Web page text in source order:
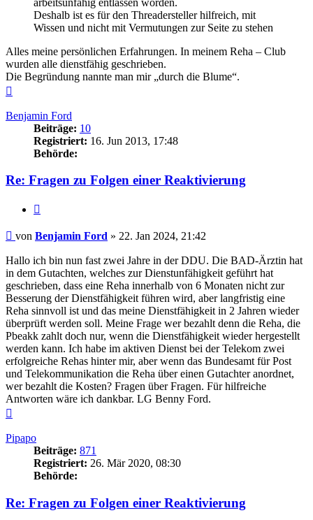
Deshalb ist es für den Threadersteller hilfreich, mit
Wissen und nicht mit Vermutungen zur Seite zu stehen
Alles meine persönlichen Erfahrungen. In meinem Reha – Club
wurden alle dienstfähig geschrieben.
Die Begründung nannte man mir „durch die Blume“.
Benjamin Ford
Beiträge: 10
Registriert: 16. Jun 2013, 17:48
Behörde:
Re: Fragen zu Folgen einer Reaktivierung
Beitrag
von Benjamin Ford » 22. Jan 2024, 21:42
Hallo ich bin nun fast zwei Jahre in der DDU. Die BAD-Ärztin hat
in dem Gutachten, welches zur Dienstunfähigkeit geführt hat
geschrieben, dass eine Reha innerhalb von 6 Monaten nicht zur
Besserung der Dienstfähigkeit führen wird, aber langfristig eine
Reha sinnvoll ist und das meine Dienstfähigkeit in 2 Jahren wieder
überprüft werden soll. Meine Frage wer bezahlt denn die Reha, die
Pbeakk zahlt doch nur, wenn die Dienstfähigkeit wieder hergestellt
werden kann. Ich habe im aktiven Dienst bei der Telekom zwei
erfolgreiche Rehas hinter mir, aber wenn das Bundesamt für Post
und Telekommunikation die Reha über einen Gutachter anordnet,
wer bezahlt die Kosten? Fragen über Fragen. Für hilfreiche
Antworten wäre ich dankbar. LG Benny Ford.
Pipapo
Beiträge: 871
Registriert: 26. Mär 2020, 08:30
Behörde:
Re: Fragen zu Folgen einer Reaktivierung